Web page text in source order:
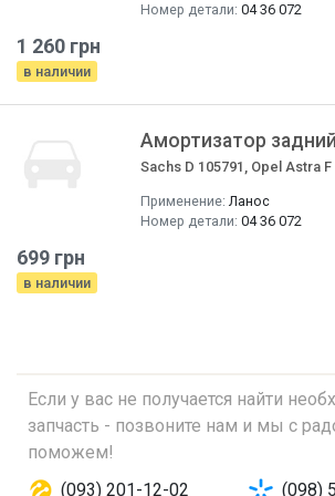
Номер детали: 04 36 072
1 260 грн
в наличии
Амортизатор задний
Sachs D 105791, Opel Astra F
Применение: Ланос
Номер детали: 04 36 072
699 грн
в наличии
Если у вас не получается найти
запчасть - позвоните нам и мы с
поможем!
(093) 201-12-02
(098)